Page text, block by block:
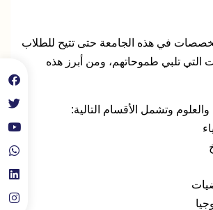
في هذه الجامعة حتى تتيح للطلاب
التي تلبي طموحاتهم، ومن أبرز هذه
والعلوم وتشمل الأقسام التالية: